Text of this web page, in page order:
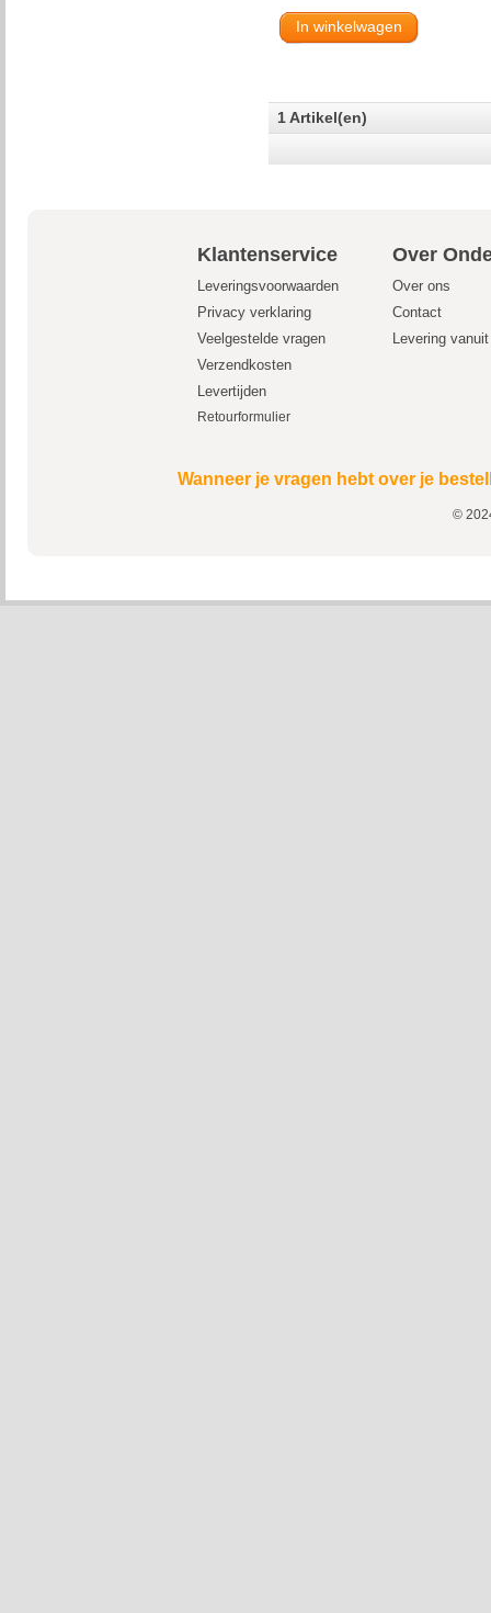
In winkelwagen
1 Artikel(en)
Klantenservice Over
Leveringsvoorwaarden
Over ons
Privacy verklaring
Contact
Veelgestelde vragen
Levering
Verzendkosten
Levertijden
Retourformulier
Wanneer je vragen hebt over je
©